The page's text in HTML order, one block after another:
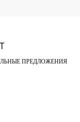
ПРЕДЛОЖЕНИЯ